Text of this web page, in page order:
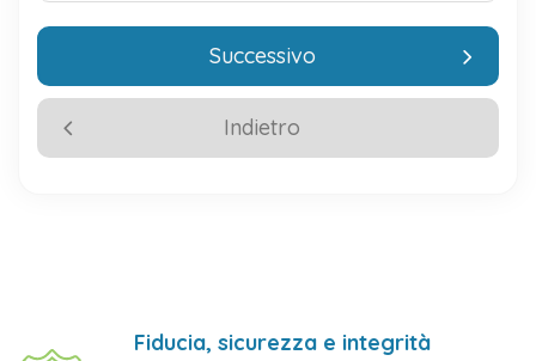
Indietro
Successivo
Fiducia, sicurezza e integrità